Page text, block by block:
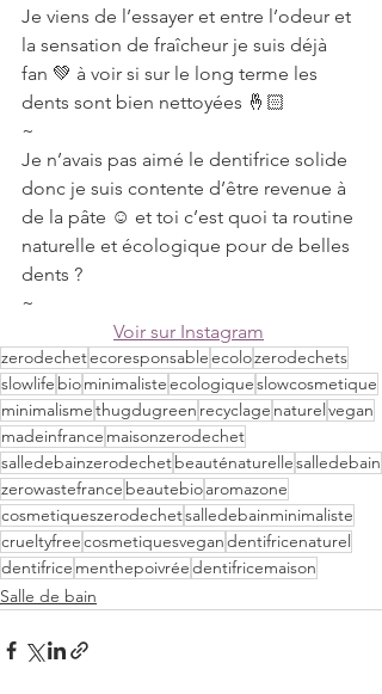
Je viens de l’essayer et entre l’odeur et
la sensation de fraîcheur je suis déjà
fan 💚 à voir si sur le long terme les
dents sont bien nettoyées 🤞🏻
~
Je n’avais pas aimé le dentifrice solide
donc je suis contente d’être revenue à
de la pâte ☺️ et toi c’est quoi ta routine
naturelle et écologique pour de belles
dents ?
~
Voir sur Instagram
zerodechetecoresponsableecolozerodechets
slowlife biominimalisteecologiqueslowcosmetique
minimalismethugdugreen recyclage naturelvegan
madeinfrance maisonzerodechet
salledebainzerodechetbeauténaturellesalledebain
zerowastefrance beautebioaromazone
cosmetiqueszerodechetsalledebainminimaliste
crueltyfreecosmetiquesvegandentifricenaturel
dentifrice menthepoivréedentifricemaison
Salle de bain